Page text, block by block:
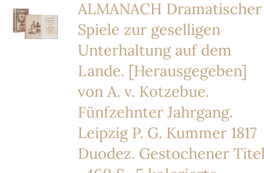
ALMANACH Dramatischer
Spiele zur geselligen
Unterhaltung auf dem
Lande. [Herausgegeben]
von A. v. Kotzebue.
Fünfzehnter Jahrgang.
Leipzig P. G. Kummer 1817
Duodez. Gestochener